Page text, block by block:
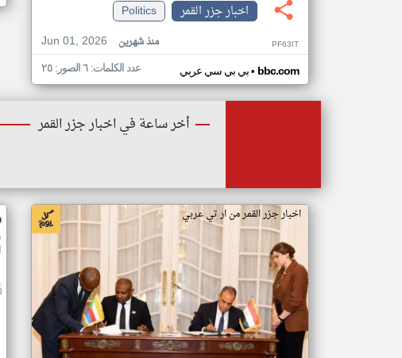
اخبار جزر القمر
Politics
Jun 01, 2026
منذ شهرين PF63IT
بي بي سي عربي• bbc.com عدد الكلمات: ٦ الصور: ٢٥
أخر ساعة في اخبار جزر القمر
اخبار جزر القمر من ار تي عربي